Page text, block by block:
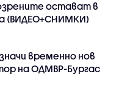
остават в
(ВИДЕО+СНИМКИ)
временно нов
на ОДМВР-Бургас